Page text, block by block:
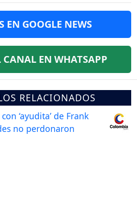
EN GOOGLE NEWS
CANAL EN WHATSAPP
RELACIONADOS